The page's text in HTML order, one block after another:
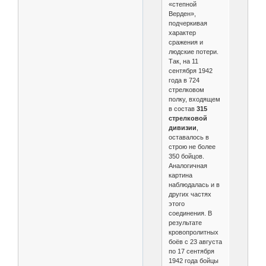
«степной
Верден»,
подчеркивая
характер
сражения и
людские потери.
Так, на 11
сентября 1942
года в 724
стрелковом
полку, входящем
в состав 315
стрелковой
дивизии
оставалось в
строю не более
350 бойцов.
Аналогичная
картина
наблюдалась и в
других частях
этого
соединения. В
результате
кровопролитных
боёв с 23 августа
по 17 сентября
1942 года бойцы